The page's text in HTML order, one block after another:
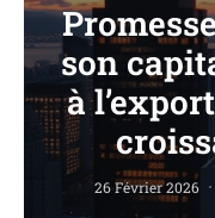
son
à
26 Février 2026